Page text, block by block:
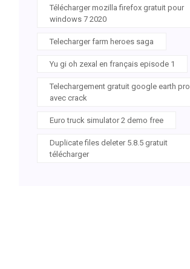
Télécharger mozilla firefox gratuit pour
windows 7 2020
Telecharger farm heroes saga
Yu gi oh zexal en français episode 1
Telechargement gratuit google earth pro
avec crack
Euro truck simulator 2 demo free
Duplicate files deleter 5.8.5 gratuit
télécharger